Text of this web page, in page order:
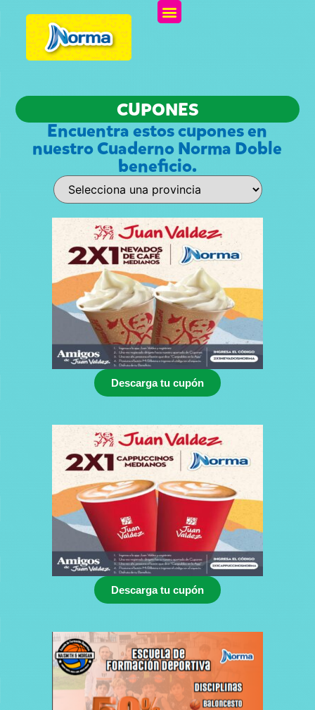
CUPONES
Encuentra estos cupones en
nuestro Cuaderno Norma Doble
beneficio.
Descarga tu cupón
Descarga tu cupón